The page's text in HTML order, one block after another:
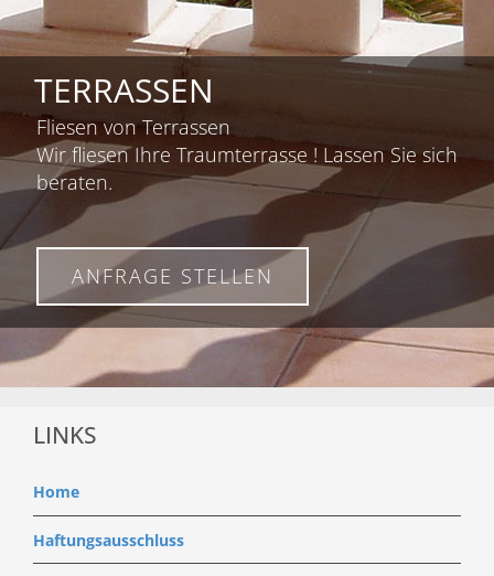
TERRASSEN
Fliesen von Terrassen
Wir fliesen Ihre Traumterrasse ! Lassen Sie sich
beraten.
ANFRAGE STELLEN
LINKS
Home
Haftungsausschluss